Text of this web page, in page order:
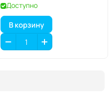
Доступно
В корзину